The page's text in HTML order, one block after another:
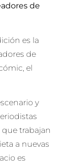
de
es la
de
el
y
trabajan
a nuevas
es